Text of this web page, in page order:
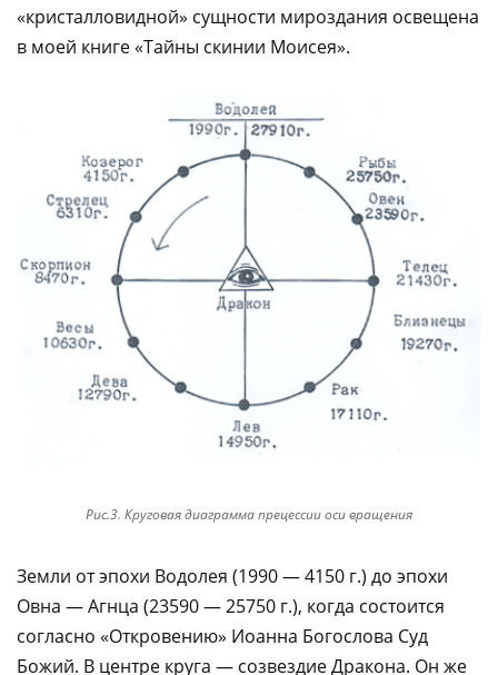
«кристалловидной» сущности мироздания освещена
в моей книге «Тайны скинии Моисея».
Рис.3. Круговая диаграмма прецессии оси вращения
Земли от эпохи Водолея (1990 — 4150 г.) до эпохи
Овна — Агнца (23590 — 25750 г.), когда состоится
согласно «Откровению» Иоанна Богослова Суд
Божий. В центре круга — созвездие Дракона. Он же